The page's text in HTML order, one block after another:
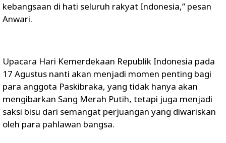
kebangsaan di hati seluruh rakyat Indonesia,” pesan
Anwari.
Upacara Hari Kemerdekaan Republik Indonesia pada
17 Agustus nanti akan menjadi momen penting bagi
para anggota Paskibraka, yang tidak hanya akan
mengibarkan Sang Merah Putih, tetapi juga menjadi
saksi bisu dari semangat perjuangan yang diwariskan
oleh para pahlawan bangsa.